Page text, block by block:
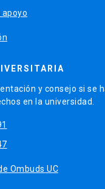
y consejo si se
en la universidad.
Ombuds UC